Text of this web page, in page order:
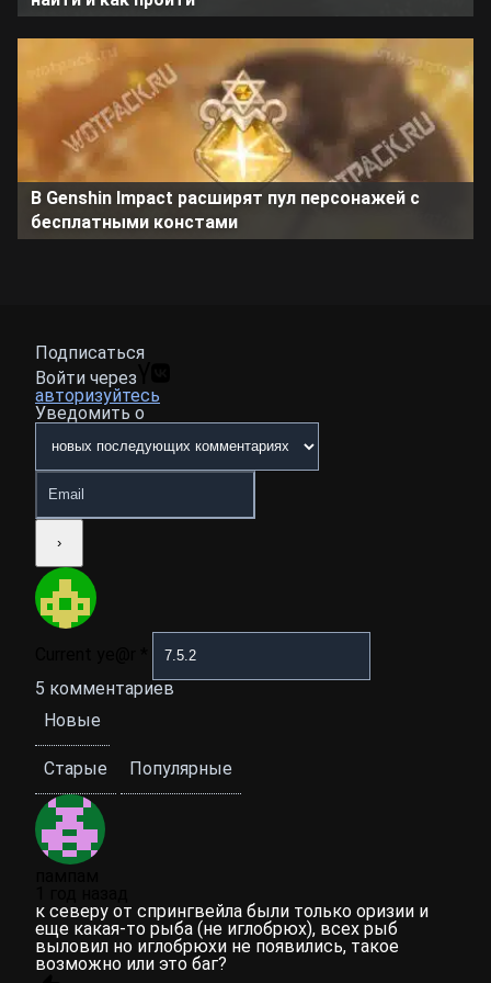
В Genshin Impact расширят пул персонажей с
бесплатными констами
Подписаться
Войти через
авторизуйтесь
Уведомить о
5 комментариев
Новые
Старые Популярные
к северу от спрингвейла были только оризии и
еще какая-то рыба (не иглобрюх), всех рыб
выловил но иглобрюхи не появились, такое
возможно или это баг?